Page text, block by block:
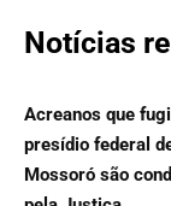
Notícias
Acreanos que
presídio federal
Mossoró são